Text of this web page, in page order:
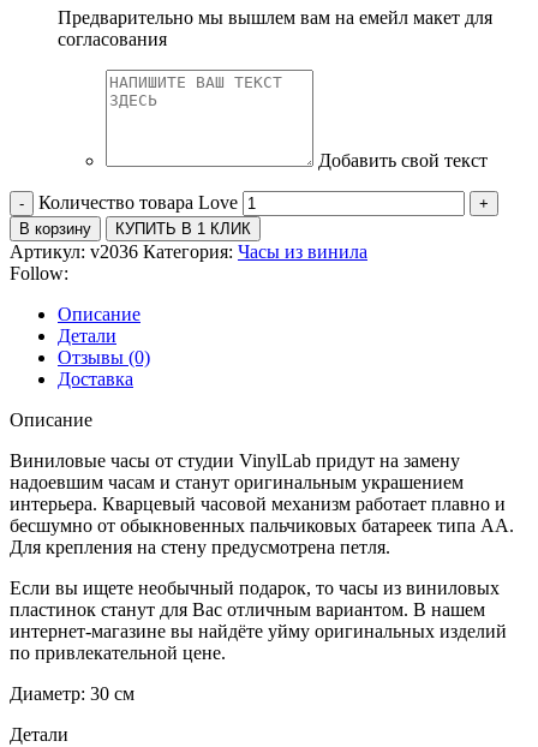
Предварительно мы вышлем вам на емейл макет для
согласования
Добавить свой текст
Количество товара Love
В корзину КУПИТЬ В 1 КЛИК
Артикул: v2036 Категория: Часы из винила
Follow:
Описание
Детали
Отзывы (0)
Доставка
Описание
Виниловые часы от студии VinylLab придут на замену
надоевшим часам и станут оригинальным украшением
интерьера. Кварцевый часовой механизм работает плавно и
бесшумно от обыкновенных пальчиковых батареек типа АА.
Для крепления на стену предусмотрена петля.
Если вы ищете необычный подарок, то часы из виниловых
пластинок станут для Вас отличным вариантом. В нашем
интернет-магазине вы найдёте уйму оригинальных изделий
по привлекательной цене.
Диаметр: 30 см
Детали